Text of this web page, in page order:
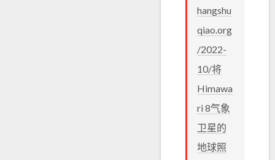
hangshu
qiao.org
/2022-
10/将
Himawa
ri 8气象
卫星的
地球照